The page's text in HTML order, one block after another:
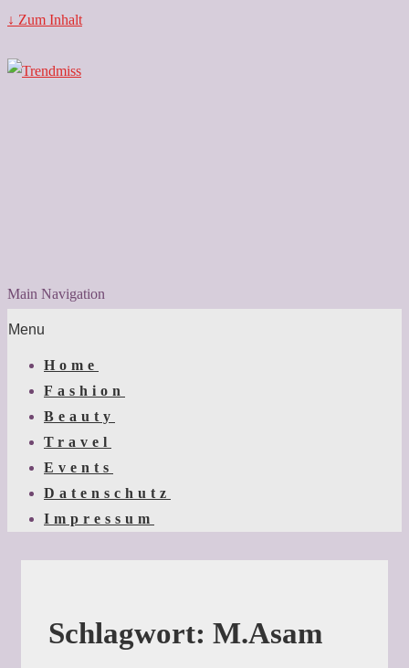
↓ Zum Inhalt
Main Navigation
Menu
Home
Fashion
Beauty
Travel
Events
Datenschutz
Impressum
Schlagwort: M.Asam